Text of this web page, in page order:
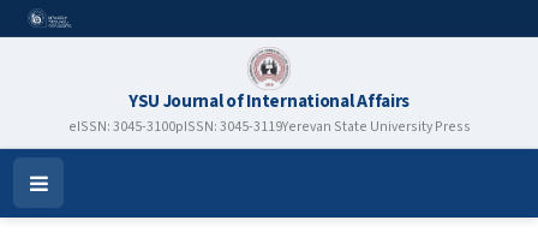
YSU Journal of International Affairs
eISSN: 3045-3100pISSN: 3045-3119Yerevan State University Press
Open
Menu